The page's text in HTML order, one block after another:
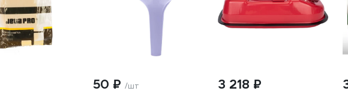
50 ₽ /шт 3 218 ₽